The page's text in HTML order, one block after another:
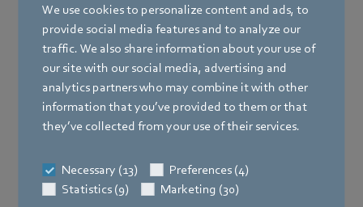
We use cookies to personalize content and ads, to
provide social media features and to analyze our
traffic. We also share information about your use of
our site with our social media, advertising and
analytics partners who may combine it with other
information that you’ve provided to them or that
they’ve collected from your use of their services.
Necessary (13)
Preferences (4)
Statistics (9)
Marketing (30)
Monitorea el estado de los ventiladores y los
alrededores
Control preciso de refrigeración con opción de conexión
del sensor y control de velocidad individual
Bajos costes operativos gracias a la tecnología EC y al